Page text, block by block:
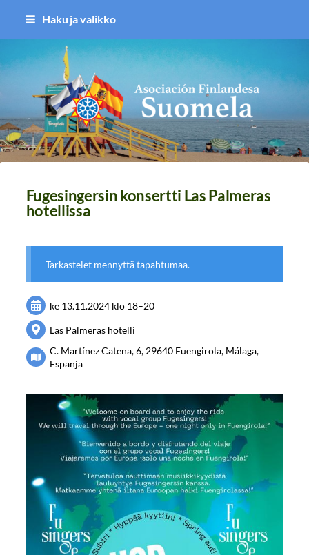
Siirry
sivun
sisältöön
Haku ja valikko
Asociación Finlandesa Suomela
Fugesingersin konsertti Las Palmeras
hotellissa
Tarkastelet mennyttä tapahtumaa.
ke 13.11.2024 klo 18–20
Las Palmeras hotelli
C. Martínez Catena, 6, 29640 Fuengirola, Málaga,
Espanja